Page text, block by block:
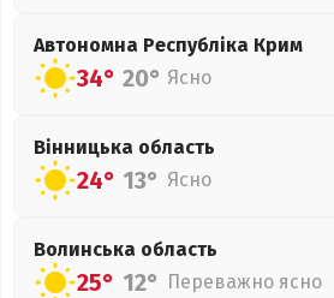
Автономна Республіка Крим
34° 20° Ясно
Вінницька область
24° 13° Ясно
Волинська область
25° 12° Переважно ясно